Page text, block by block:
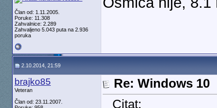
Član od: 1.11.2005.
Poruke: 11.308
Zahvalnice: 2.289
Zahvaljeno 5.043 puta na 2.936
poruka
2.10.2014, 21:59
brajko85
Veteran
Član od: 23.11.2007.
Re: Windows 10
Citat: